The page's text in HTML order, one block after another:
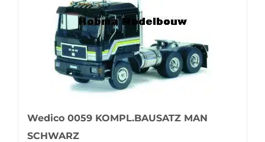
Wedico 0059 KOMPL.BAUSATZ MAN
SCHWARZ